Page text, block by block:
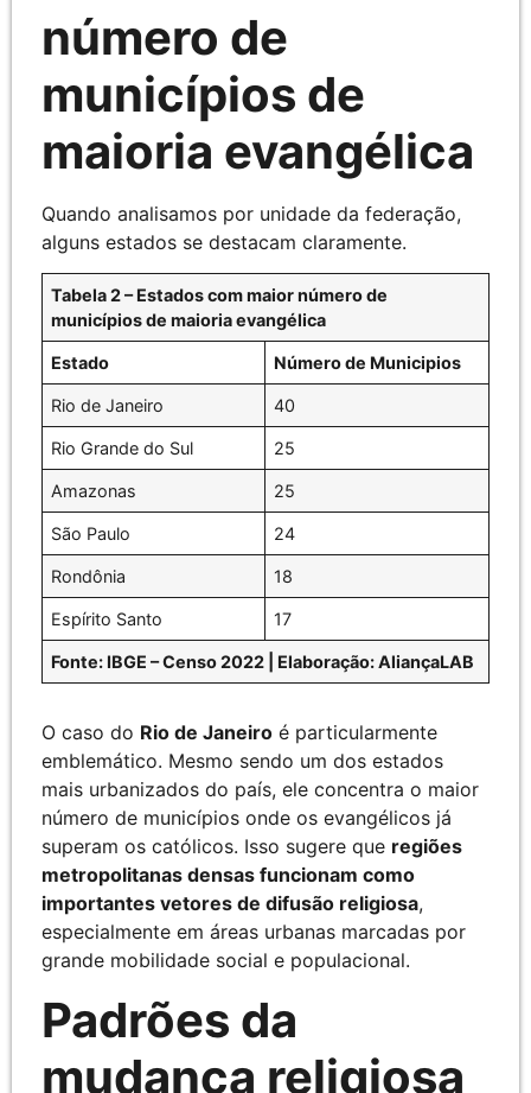
número de
municípios de
maioria evangélica
Quando analisamos por unidade da federação,
alguns estados se destacam claramente.
Tabela 2 – Estados com maior número de
municípios de maioria evangélica
Estado Número de Municipios
Rio de Janeiro 40
Rio Grande do Sul 25
Amazonas 25
São Paulo 24
Rondônia 18
Espírito Santo 17
Fonte: IBGE – Censo 2022 | Elaboração: AliançaLAB
O caso do Rio de Janeiro é particularmente
emblemático. Mesmo sendo um dos estados
mais urbanizados do país, ele concentra o maior
número de municípios onde os evangélicos já
superam os católicos. Isso sugere que regiões
metropolitanas densas funcionam como
importantes vetores de difusão religiosa,
especialmente em áreas urbanas marcadas por
grande mobilidade social e populacional.
Padrões da
mudança religiosa